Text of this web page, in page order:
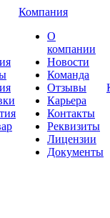
Компания
О
компании
Новости
Команда
Отзывы
Карьера
Контакты
Реквизиты
Лицензии
Документы